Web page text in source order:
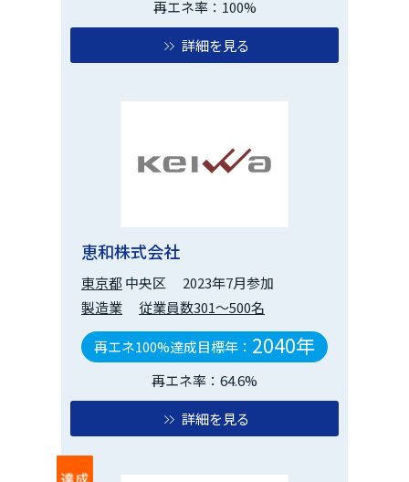
再エネ率：100%
詳細を見る
恵和株式会社
東京都 中央区
2023年7月参加
製造業
従業員数301～500名
再エネ100%達成目標年： 2040年
再エネ率：64.6%
詳細を見る